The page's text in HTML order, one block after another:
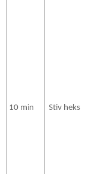
10 min Stiv heks